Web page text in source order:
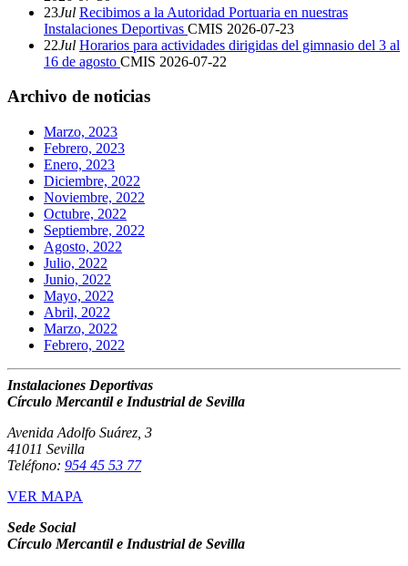
23Jul Recibimos a la Autoridad Portuaria en nuestras
Instalaciones Deportivas CMIS 2026-07-23
22Jul Horarios para actividades dirigidas del gimnasio del 3 al
16 de agosto CMIS 2026-07-22
Archivo de noticias
Marzo, 2023
Febrero, 2023
Enero, 2023
Diciembre, 2022
Noviembre, 2022
Octubre, 2022
Septiembre, 2022
Agosto, 2022
Julio, 2022
Junio, 2022
Mayo, 2022
Abril, 2022
Marzo, 2022
Febrero, 2022
Instalaciones Deportivas
Círculo Mercantil e Industrial de Sevilla
Avenida Adolfo Suárez, 3
41011 Sevilla
Teléfono: 954 45 53 77
VER MAPA
Sede Social
Círculo Mercantil e Industrial de Sevilla